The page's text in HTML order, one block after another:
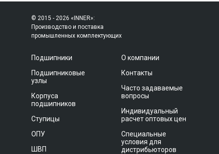
© 2015 - 2026 «INNER»:
Производство и поставка
промышленных комплектующих
Подшипники
Подшипниковые
узлы
Корпуса
подшипников
Ступицы
ОПУ
ШВП
О компании
Контакты
Часто задаваемые
вопросы
Индивидуальный
расчет оптовых цен
Специальные
условия для
дистрибьюторов